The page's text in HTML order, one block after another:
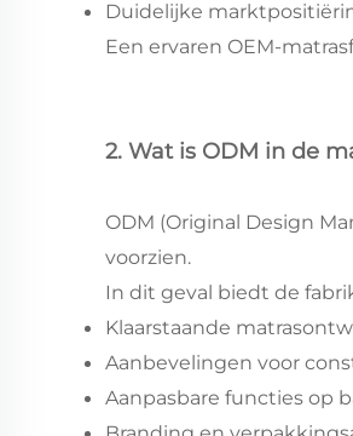
Duidelijke
Een ervaren OEM-
2. Wat is ODM in de
ODM (Original Design
voorzien.
In dit geval biedt de
Klaarstaande
Aanbevelingen voor
Aanpasbare functies op